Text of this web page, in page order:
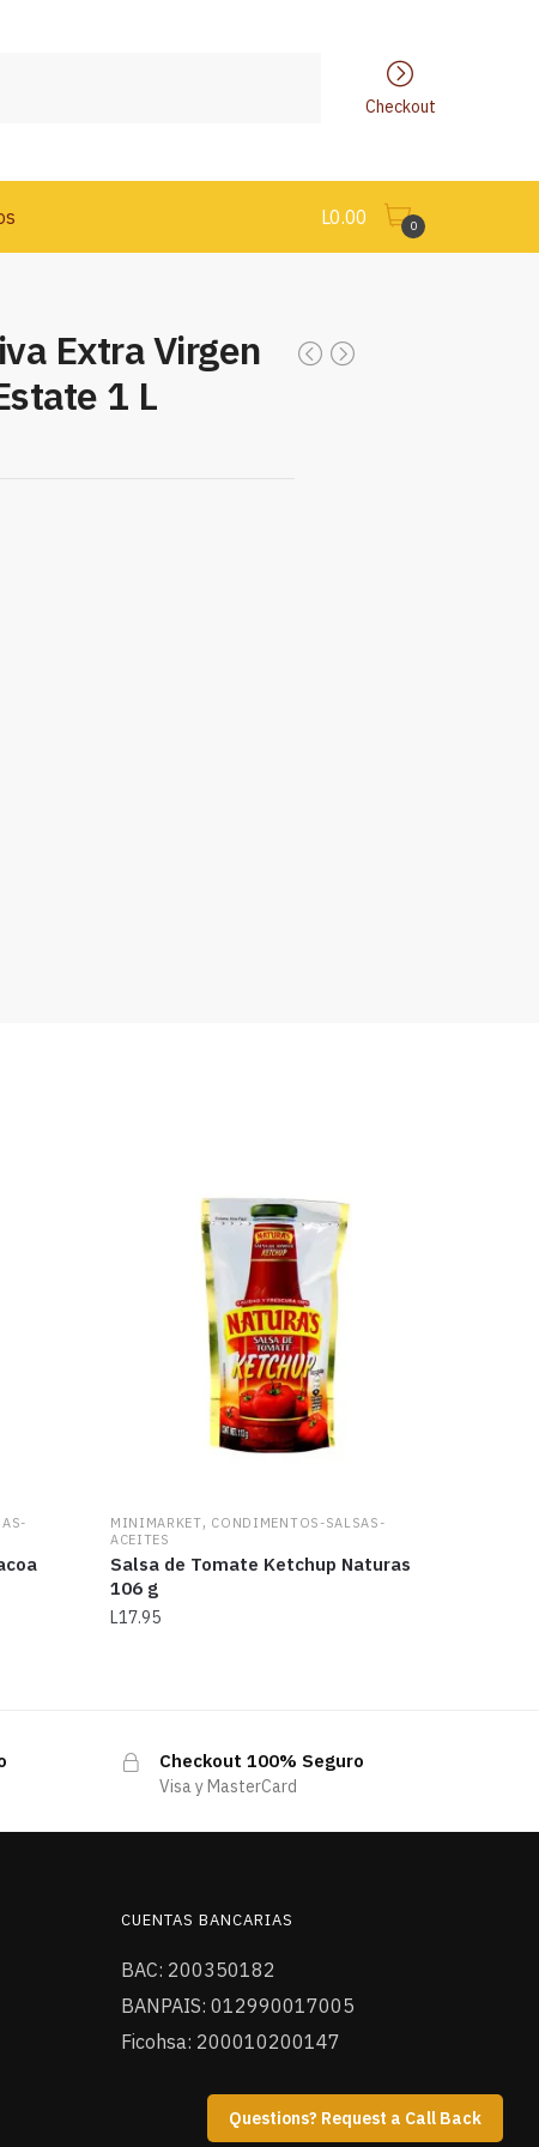
Checkout
L0.00 0
Extra Virgen
1 L
Questions? Request a Call Back
MINIMARKET, CONDIMENTOS-SALSAS-
ACEITES
Salsa de Tomate Ketchup Naturas
106 g
L17.95
Checkout 100% Seguro
Visa y MasterCard
CUENTAS BANCARIAS
BAC: 200350182
BANPAIS: 012990017005
Ficohsa: 200010200147